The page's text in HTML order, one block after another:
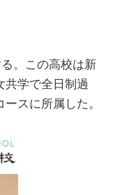
。この高校は新
共学で全日制過
スに所属した。